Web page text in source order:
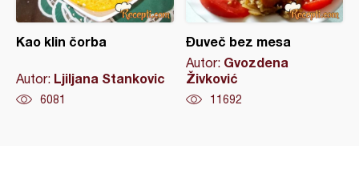
Kao klin čorba
Autor: Ljiljana Stankovic
6081
Đuveč bez mesa
Autor: Gvozdena
Živković
11692